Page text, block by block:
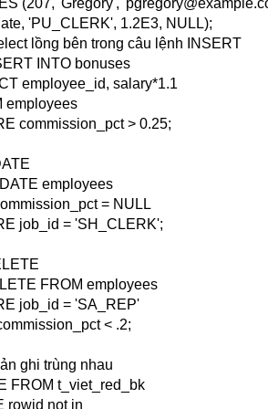
(207, 'Gregory',
'PU_CLERK', 1.2E3, NULL);
lồng bên trong câu lệnh INSERT
INTO bonuses
employee_id, salary*1.1
employees
commission_pct > 0.25;
employees
= NULL
job_id = 'SH_CLERK';
FROM employees
job_id = 'SA_REP'
< .2;
ghi trùng nhau
FROM t_viet_red_bk
rowid not in